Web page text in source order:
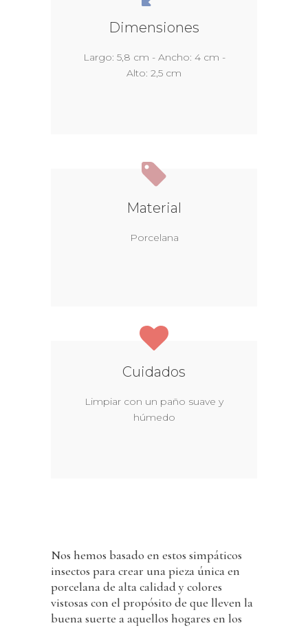
Dimensiones
Largo: 5,8 cm - Ancho: 4 cm -
Alto: 2,5 cm
Material
Porcelana
Cuidados
Limpiar con un paño suave y
húmedo
Nos hemos basado en estos simpáticos
insectos para crear una pieza única en
porcelana de alta calidad y colores
vistosas con el propósito de que lleven la
buena suerte a aquellos hogares en los